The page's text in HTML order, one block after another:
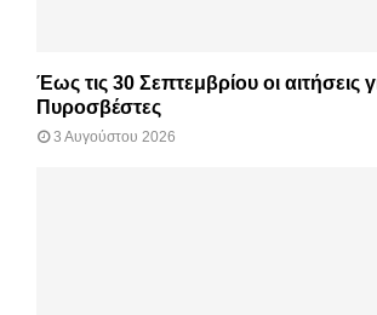
Έως τις 30 Σεπτεμβρίου οι αιτήσεις
Πυροσβέστες
3 Αυγούστου 2026